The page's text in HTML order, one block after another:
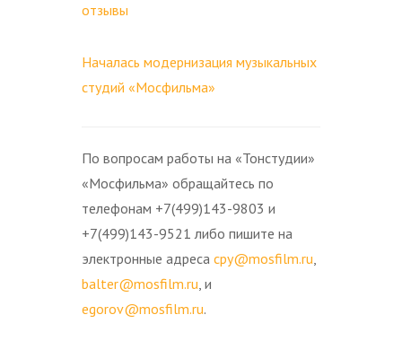
отзывы
Началась модернизация музыкальных
студий «Мосфильма»
По вопросам работы на «Тонстудии»
«Мосфильма» обращайтесь по
телефонам +7(499)143-9803 и
+7(499)143-9521 либо пишите на
электронные адреса cpy@mosfilm.ru,
balter@mosfilm.ru, и
egorov@mosfilm.ru.